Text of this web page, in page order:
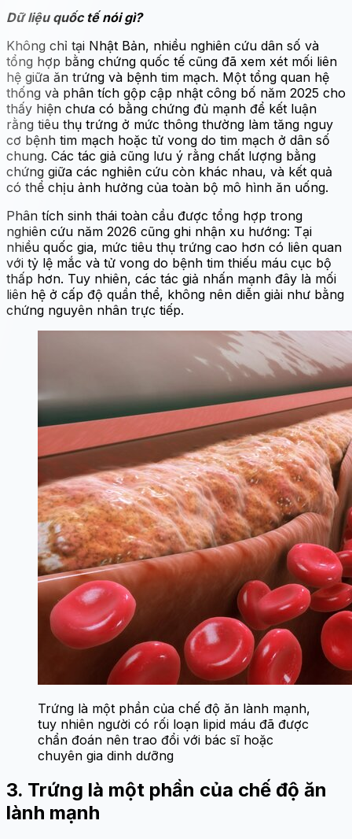
Dữ liệu quốc tế nói gì?
Không chỉ tại Nhật Bản, nhiều nghiên cứu dân số và
tổng hợp bằng chứng quốc tế cũng đã xem xét mối liên
hệ giữa ăn trứng và bệnh tim mạch. Một tổng quan hệ
thống và phân tích gộp cập nhật công bố năm 2025 cho
thấy hiện chưa có bằng chứng đủ mạnh để kết luận
rằng tiêu thụ trứng ở mức thông thường làm tăng nguy
cơ bệnh tim mạch hoặc tử vong do tim mạch ở dân số
chung. Các tác giả cũng lưu ý rằng chất lượng bằng
chứng giữa các nghiên cứu còn khác nhau, và kết quả
có thể chịu ảnh hưởng của toàn bộ mô hình ăn uống.
Phân tích sinh thái toàn cầu được tổng hợp trong
nghiên cứu năm 2026 cũng ghi nhận xu hướng: Tại
nhiều quốc gia, mức tiêu thụ trứng cao hơn có liên quan
với tỷ lệ mắc và tử vong do bệnh tim thiếu máu cục bộ
thấp hơn. Tuy nhiên, các tác giả nhấn mạnh đây là mối
liên hệ ở cấp độ quần thể, không nên diễn giải như bằng
chứng nguyên nhân trực tiếp.
Trứng là một phần của chế độ ăn lành mạnh,
tuy nhiên người có rối loạn lipid máu đã được
chẩn đoán nên trao đổi với bác sĩ hoặc
chuyên gia dinh dưỡng
3. Trứng là một phần của chế độ ăn
lành mạnh